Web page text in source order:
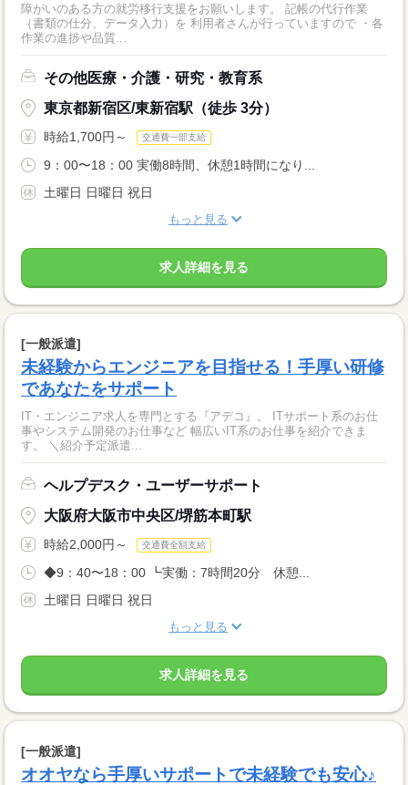
障がいのある方の就労移行支援をお願いします。 記帳の代行作業
（書類の仕分、データ入力）を 利用者さんが行っていますので ・各
作業の進捗や品質...
その他医療・介護・研究・教育系
東京都新宿区/東新宿駅（徒歩 3分）
時給1,700円～ 交通費一部支給
9：00〜18：00 実働8時間、休憩1時間になり...
土曜日 日曜日 祝日
もっと見る
求人詳細を見る
[一般派遣]
未経験からエンジニアを目指せる！手厚い研修
であなたをサポート
IT・エンジニア求人を専門とする『アデコ』。 ITサポート系のお仕
事やシステム開発のお仕事など 幅広いIT系のお仕事を紹介できま
す。 ＼紹介予定派遣...
ヘルプデスク・ユーザーサポート
大阪府大阪市中央区/堺筋本町駅
時給2,000円～ 交通費全額支給
◆9：40〜18：00 ┗実働：7時間20分 休憩...
土曜日 日曜日 祝日
もっと見る
求人詳細を見る
[一般派遣]
オオヤなら手厚いサポートで未経験でも安心♪